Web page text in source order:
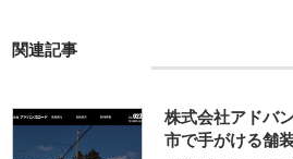
関連記事
株式会社アドバ
市で手がける舗